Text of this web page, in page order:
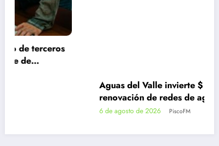
Aguas del Valle invierte $ 330 millones en
renovación de redes de agua potable en
PiscoFM